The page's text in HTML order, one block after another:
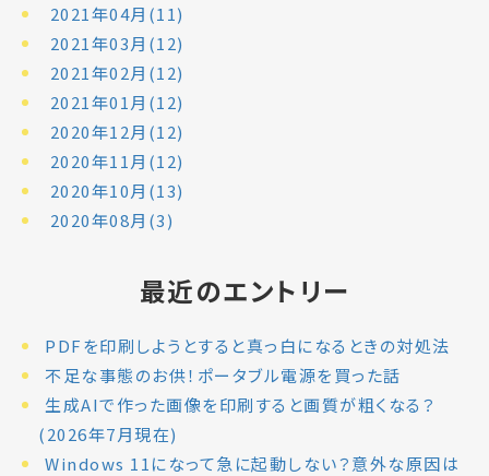
2021年04月(11)
2021年03月(12)
2021年02月(12)
2021年01月(12)
2020年12月(12)
2020年11月(12)
2020年10月(13)
2020年08月(3)
最近のエントリー
PDFを印刷しようとすると真っ白になるときの対処法
不足な事態のお供！ポータブル電源を買った話
生成AIで作った画像を印刷すると画質が粗くなる？
(2026年7月現在)
Windows 11になって急に起動しない？意外な原因は